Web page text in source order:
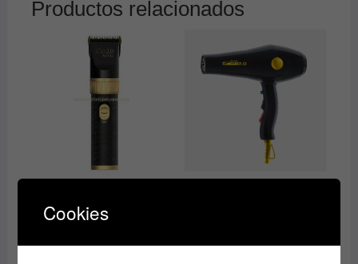
Productos relacionados
GIUBRA
Cookies